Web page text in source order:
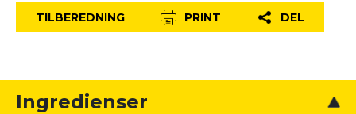
TILBEREDNING PRINT DEL
Ingredienser